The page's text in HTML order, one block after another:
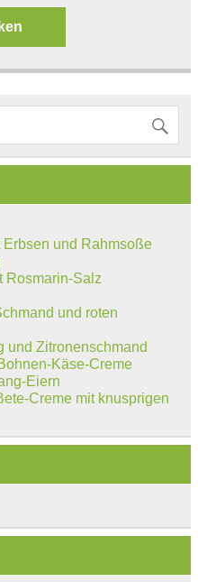
und Rahmsoße
Rosmarin-Salz
und roten
und Zitronenschmand
Käse-Creme
Eiern
Creme mit knusprigen